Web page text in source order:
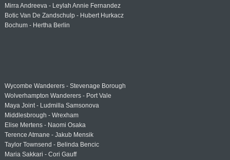
Mirra Andreeva - Leylah Annie Fernandez
Botic Van De Zandschulp - Hubert Hurkacz
Bochum - Hertha Berlin
Wycombe Wanderers - Stevenage Borough
Wolverhampton Wanderers - Port Vale
Maya Joint - Ludmilla Samsonova
Middlesbrough - Wrexham
Elise Mertens - Naomi Osaka
Terence Atmane - Jakub Mensik
Taylor Townsend - Belinda Bencic
Maria Sakkari - Cori Gauff